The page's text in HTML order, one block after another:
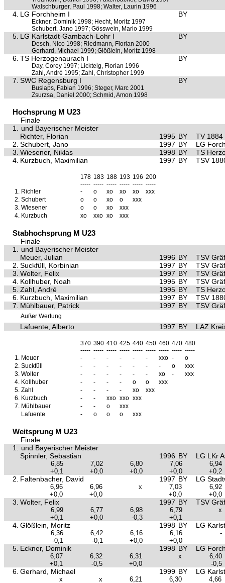
Walschburger, Paul 1998; Walter, Laurin 1996
4. LG Forchheim I BY
Eckner, Dominik 1998; Hecht, Moritz 1997
Schubert, Jano 1997; Gösswein, Mario 1999
5. LG Karlstadt-Gambach-Lohr I BY
Desch, Nico 1998; Riedmann, Florian 2000
Gerhard, Michael 1999; Glößlein, Moritz 1998
6. TS Herzogenaurach I BY
Day, Corey 1997; Lickteig, Florian 1996
Zahl, André 1995; Zahl, Christopher 1999
7. SWC Regensburg I BY
Buslaps, Fabian 1996; Steger, Marc 2001
Zsurzsa, Daniel 2000; Schmid, Amon 1998
Hochsprung M U23
Finale
1.
und Bayerischer Meister
Richter, Florian
1995 BY
TV 1884
2. Schubert, Jano 1997 BY
LG
3. Wiesener, Niklas 1998 BY
TS
4. Kurzbuch, Maximilian 1997 BY TSV
178 183 188 193 196 200
----- ----- ----- ----- ----- -----
1. Richter - o xo xo xo
xxx
2. Schubert o o xo o
xxx
3. Wiesener o o xo
xxx
4. Kurzbuch xo xxo xo xxx
Stabhochsprung M U23
Finale
1.
und Bayerischer Meister
Meuer, Julian
1996 BY
TSV
2. Suckfüll, Korbinian 1997 BY
TSV
3. Wolter, Felix 1997 BY
TSV
4. Kollhuber, Noah 1995 BY
TSV
5. Zahl, André 1995 BY
TS
6. Kurzbuch, Maximilian 1997 BY
TSV
7. Mühlbauer, Patrick 1997 BY TSV
Außer Wertung
Lafuente, Alberto 1997 BY LAZ
370 390 410 425 440 450 460 470 480
----- ----- ----- ----- ----- ----- ----- ----- -----
1. Meuer - - - - - - xxo -
o
2. Suckfüll - - - - - - - o
xxx
3. Wolter - - - - - - xo -
xxx
4. Kollhuber - - - - o o
xxx
5. Zahl - - - - xo
xxx
6. Kurzbuch - - xxo xxo xxx
7. Mühlbauer - - o
xxx
Lafuente
- o o o xxx
Weitsprung M U23
Finale
1.
und Bayerischer Meister
Spinnler, Sebastian
1996 BY LG LKr
6,85 7,02 6,80 7,06
6,94
+0,1
+0,0 +0,0 +0,0 +0,2
2. Faltenbacher, David 1997 BY LG
6,96 6,96 x 7,03
6,92
+0,0
+0,0 +0,0 +0,0
3. Wolter, Felix 1997 BY TSV
6,99 6,77 6,98 6,79
x
+0,1
+0,0 -0,3 +0,1
4. Glößlein, Moritz 1998 BY LG
6,36 6,42 6,16 6,16
-
-0,1
-0,1 +0,0 +0,0
5. Eckner, Dominik 1998 BY LG
6,07 6,32 6,31 x
6,40
+0,1
-0,5 +0,0 -0,5
6. Gerhard, Michael 1999 BY LG
x x 6,21 6,30
4,66